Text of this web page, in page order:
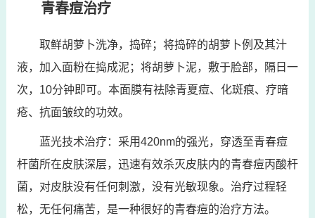
青春痘治疗
取鲜胡萝卜洗净，捣碎；将捣碎的胡萝卜例及其汁
液，加入面粉在捣成泥；将胡萝卜泥，敷于脸部，隔日一
次，10分钟即可。本面膜有祛除青夏痘、化斑痕、疗暗
疮、抗面皱纹的功效。
蓝光技术治疗：采用420nm的强光，穿透至青春痘
杆菌所在皮肤深层，迅速有效杀灭皮肤内的青春痘丙酸杆
菌，对皮肤没有任何刺激，没有光敏现象。治疗过程轻
松，无任何痛苦，是一种很好的青春痘的治疗方法。